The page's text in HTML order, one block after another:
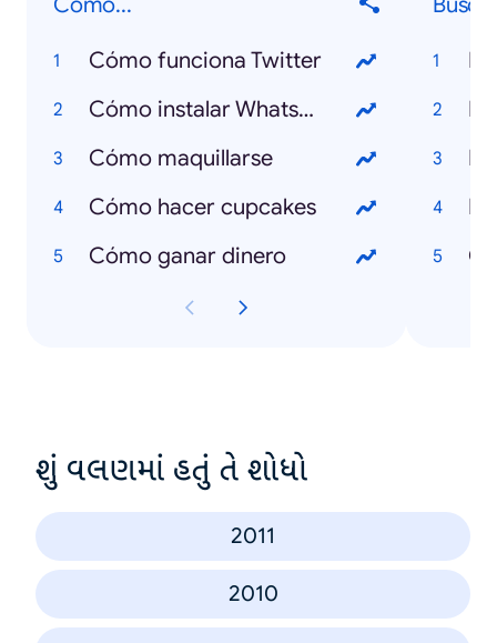
Cómo funciona Twitter
Cómo instalar WhatsApp
Cómo maquillarse
Cómo hacer cupcakes
Cómo ganar dinero
શું વલણમાં હતું તે શોધો
2011
2010